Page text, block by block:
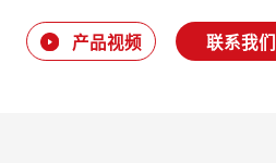
产品视频 联系我们